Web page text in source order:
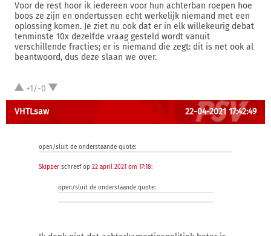
Voor de rest hoor ik iedereen voor hun achterban roepen hoe
boos ze zijn en ondertussen echt werkelijk niemand met een
oplossing komen. Je ziet nu ook dat er in elk willekeurig debat
tenminste 10x dezelfde vraag gesteld wordt vanuit
verschillende fracties; er is niemand die zegt: dit is net ook al
beantwoord, dus deze slaan we over.
+1/-0
VHTLsaw 22-04-2021 17:42:49
open/sluit de onderstaande quote:
Skipper schreef op 22 april 2021 om 17:18:
open/sluit de onderstaande quote: